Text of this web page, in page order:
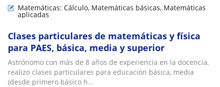
Matemáticas: Cálculo, Matemáticas básicas, Matemáticas
aplicadas
Clases particulares de matemáticas y física
para PAES, básica, media y superior
Astrónomo con más de 8 años de experiencia en la docencia,
realizo clases particulares para educación básica, media
(desde primero básico h...